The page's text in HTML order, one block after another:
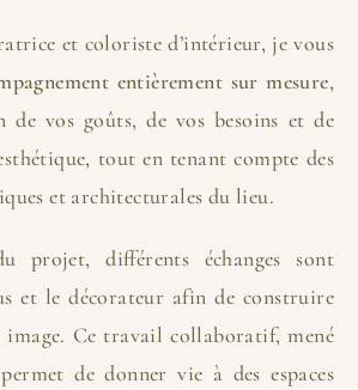
et coloriste d’intérieur, je vous
entièrement sur mesure,
de vos goûts, de vos besoins et de
tout en tenant compte des
et architecturales du lieu.
projet, différents échanges sont
et le décorateur afin de construire
Ce travail collaboratif, mené
de donner vie à des espaces